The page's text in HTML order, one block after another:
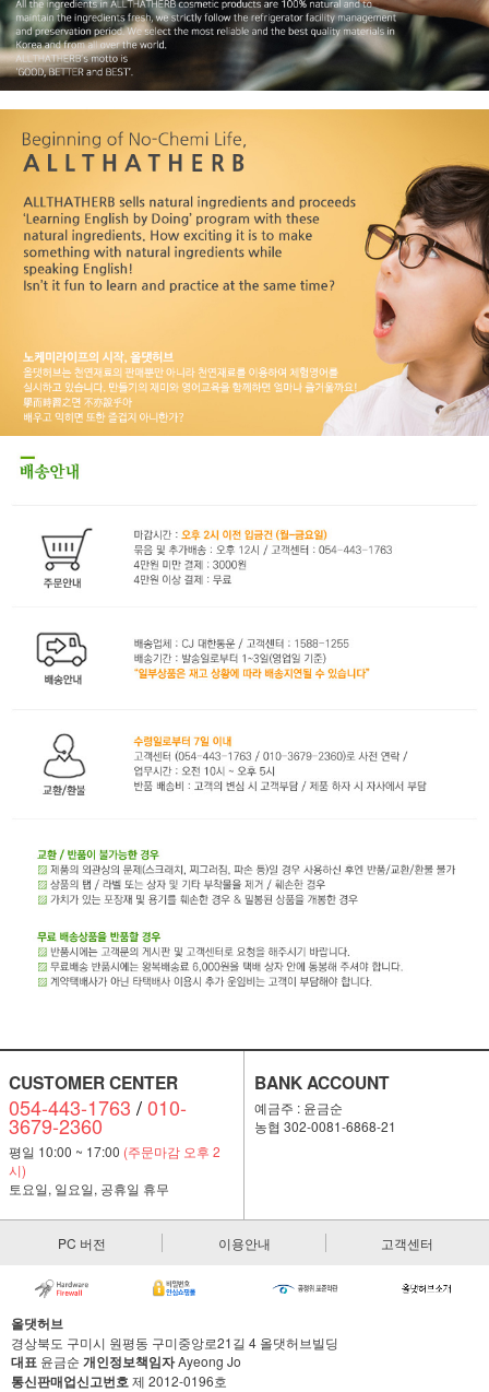
CUSTOMER CENTER
054-443-1763 /010-
3679-2360
평일 10:00 ~ 17:00 (주문마감 오후 2
시)
토요일, 일요일, 공휴일 휴무
BANK ACCOUNT
예금주 : 윤금순
농협 302-0081-6868-21
PC 버전 이용안내 고객센터
올댓허브
경상북도 구미시 원평동 구미중앙로21길 4 올댓허브빌딩
대표 윤금순 개인정보책임자Ayeong Jo
통신판매업신고번호제 2012-0196호